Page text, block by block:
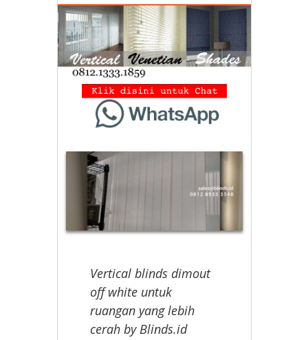
Vertical blinds dimout
off white untuk
ruangan yang lebih
cerah by Blinds.id